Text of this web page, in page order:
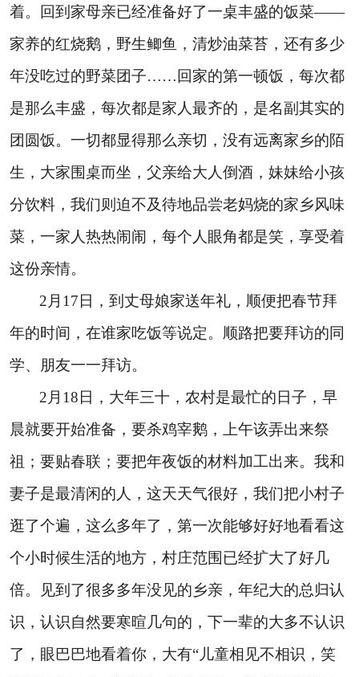
着。回到家母亲已经准备好了一桌丰盛的饭菜――
家养的红烧鹅，野生鲫鱼，清炒油菜苔，还有多少
年没吃过的野菜团子……回家的第一顿饭，每次都
是那么丰盛，每次都是家人最齐的，是名副其实的
团圆饭。一切都显得那么亲切，没有远离家乡的陌
生，大家围桌而坐，父亲给大人倒酒，妹妹给小孩
分饮料，我们则迫不及待地品尝老妈烧的家乡风味
菜，一家人热热闹闹，每个人眼角都是笑，享受着
这份亲情。
2 月 17 日 ，到丈母娘家送年礼，顺便把春节拜
年的时间，在谁家吃饭等说定。顺路把要拜访的同
学、朋友一一拜访。
2 月 18 日 ，大年三十，农村是最忙的日子，早
晨就要开始准备，要杀鸡宰鹅，上午该弄出来祭
祖；要贴春联；要把年夜饭的材料加工出来。我和
妻子是最清闲的人，这天天气很好，我们把小村子
逛了个遍，这么多年了，第一次能够好好地看看这
个小时候生活的地方，村庄范围已经扩大了好几
倍。见到了很多多年没见的乡亲，年纪大的总归认
识，认识自然要寒暄几句的，下一辈的大多不认识
了，眼巴巴地看着你，大有“儿童相见不相识，笑